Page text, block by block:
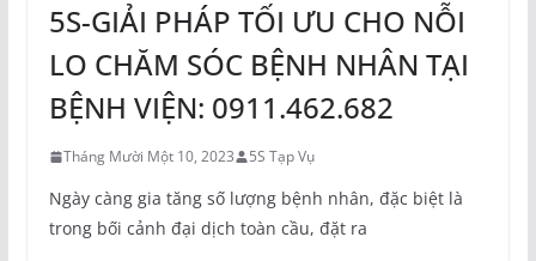
5S-GIẢI PHÁP TỐI ƯU CHO NỖI
LO CHĂM SÓC BỆNH NHÂN TẠI
BỆNH VIỆN: 0911.462.682
Tháng Mười Một 10, 2023 5S Tạp Vụ
Ngày càng gia tăng số lượng bệnh nhân, đặc biệt là
trong bối cảnh đại dịch toàn cầu, đặt ra